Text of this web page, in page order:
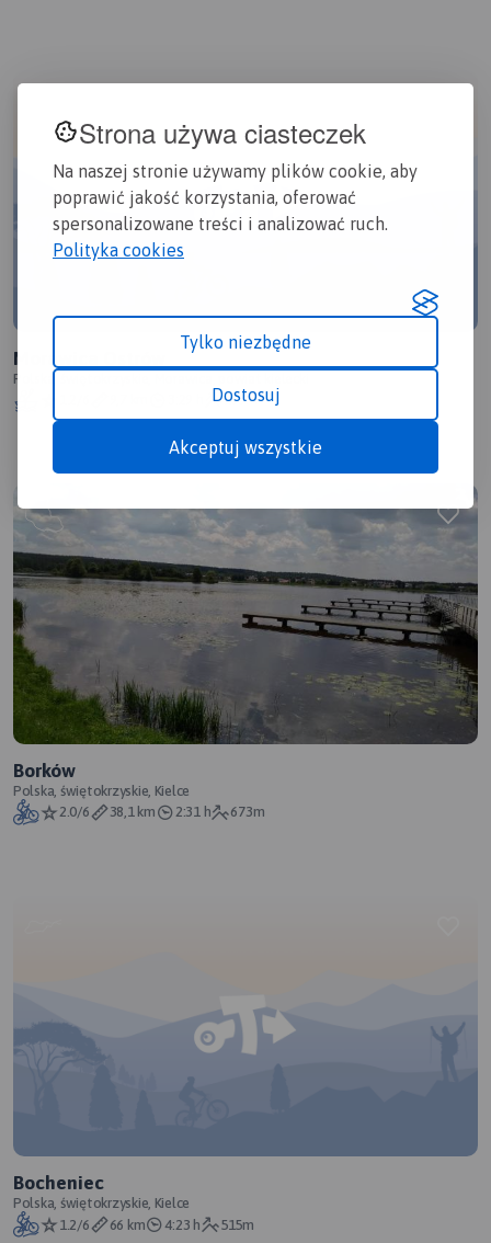
Strona używa ciasteczek
Na naszej stronie używamy plików cookie, aby
poprawić jakość korzystania, oferować
spersonalizowane treści i analizować ruch.
Polityka cookies
Tylko niezbędne
Dostosuj
Akceptuj wszystkie
Morawica Ostrów
Polska, świętokrzyskie, Morawica, powiat kielecki
163m
Borków
Polska, świętokrzyskie, Kielce
2.0/6
38,1 km 2:31 h 673m
Bocheniec
Polska, świętokrzyskie, Kielce
1.2/6
66 km 4:23 h 515m